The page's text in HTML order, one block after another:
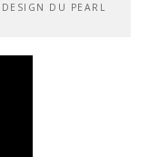
DU PEARL